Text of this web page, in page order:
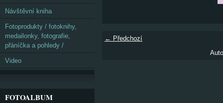
← Předchozí
Návštěvní kniha
Fotoprodukty / fotoknihy,
medailonky, fotografie,
přáníčka a pohledy /
Video
FOTOALBUM